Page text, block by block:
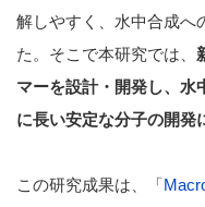
解しやすく、水中合成へ
た。そこで本研究では、
マーを設計・開発し、水
に長い安定な分子の開発
この研究成果は、「